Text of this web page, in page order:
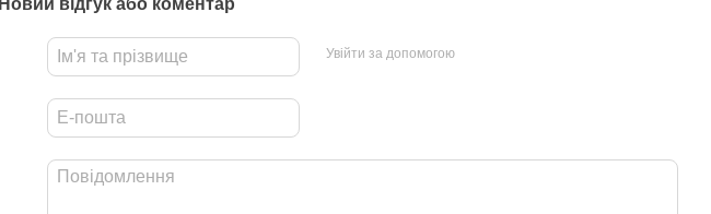
Новий відгук або коментар
Увійти за допомогою